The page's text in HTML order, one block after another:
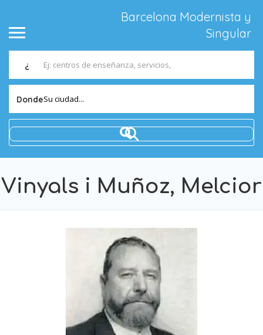
Barcelona Modernista y
Singular
¿
DondeSu ciudad...
Vinyals i Muñoz, Melcior